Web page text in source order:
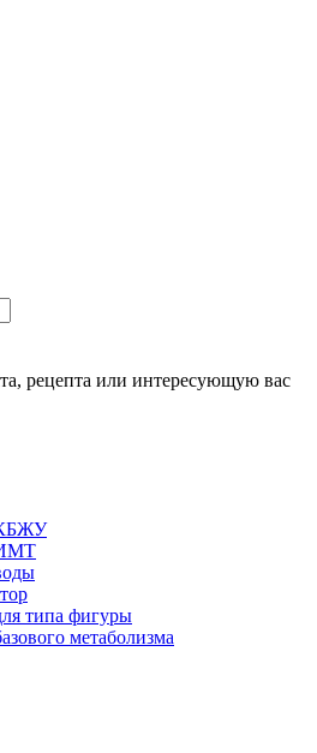
рецепта или интересующую вас
КБЖУ
ИМТ
типа фигуры
метаболизма